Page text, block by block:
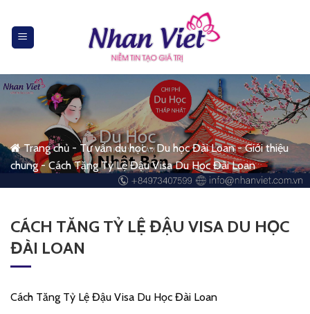
content
Trang chủ - Tư vấn du học -Du học Đài Loan -Giới thiệu
chung -Cách Tăng Tỷ Lệ Đậu Visa Du Học Đài Loan
CÁCH TĂNG TỶ LỆ ĐẬU VISA DU HỌC
ĐÀI LOAN
Cách Tăng Tỷ Lệ Đậu Visa Du Học Đài Loan